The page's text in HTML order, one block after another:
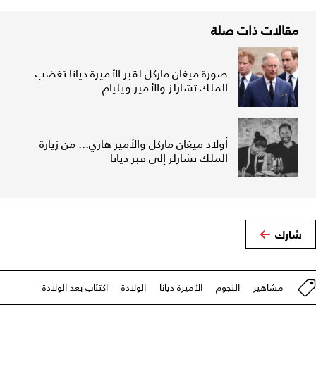
مقالات ذات صلة
صورة ميغان ماركل لقبر الأميرة ديانا تغضب
الملك تشارلز والأمير ويليام
أولاد ميغان ماركل والأمير هاري... من زيارة
الملك تشارلز إلى قبر ديانا
شارك
مشاهير النجوم الأميرة ديانا الولادة اكتئاب بعد الولادة